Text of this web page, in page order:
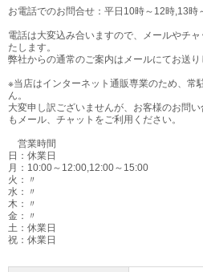
【質量】3.4kg
※チップソー(刈刃)、飛散防護カバー、肩
【標準付属品】チップソー(刈刃)・飛散防護
バンド・保護メガネ・ボックスレンチ・ボッ
【NOTGRP機能】
ハイパワーブラシレスモータ：〇
防じん・防水：APT
【適応バッテリ】
●18Vリチウムイオンバッテリ
BL1860B、BL1830B
届出事業者名：株式会社マキタ
PSマークの種類：PSE
※国内仕様のメーカー純正品です。並行輸入
お電話でのお問合せ：平日10時～12時,13時
電話は大変込み合いますので、メールやチ
たします。
弊社からの通常のご案内はメールにてお送り
※当店はインターネット通販専業のため、常
ん。
大変申し訳ございませんが、お客様のお問
もメール、チャットをご利用ください。
営業時間
日：休業日
月：10:00～12:00,12:00～15:00
火：〃
水：〃
木：〃
金：〃
土：休業日
祝：休業日